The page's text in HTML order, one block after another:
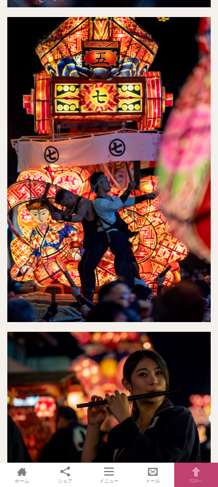
この福野夜高祭、メインのけんかは細い通りで行われ、けんかの1
ホーム シェア メニュー メール TOPへ